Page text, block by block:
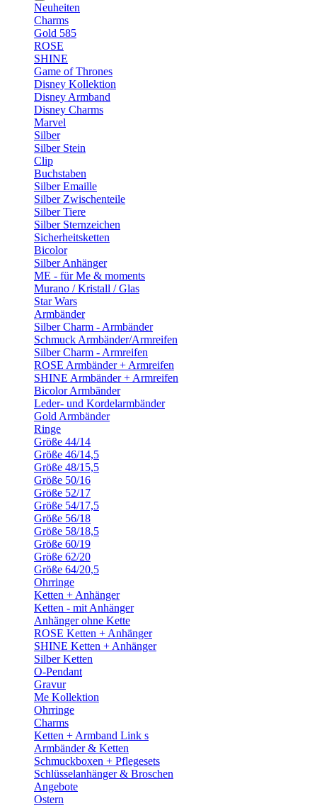
Neuheiten
Charms
Gold 585
ROSE
SHINE
Game of Thrones
Disney Kollektion
Disney Armband
Disney Charms
Marvel
Silber
Silber Stein
Clip
Buchstaben
Silber Emaille
Silber Zwischenteile
Silber Tiere
Silber Sternzeichen
Sicherheitsketten
Bicolor
Silber Anhänger
ME - für Me & moments
Murano / Kristall / Glas
Star Wars
Armbänder
Silber Charm - Armbänder
Schmuck Armbänder/Armreifen
Silber Charm - Armreifen
ROSE Armbänder + Armreifen
SHINE Armbänder + Armreifen
Bicolor Armbänder
Leder- und Kordelarmbänder
Gold Armbänder
Ringe
Größe 44/14
Größe 46/14,5
Größe 48/15,5
Größe 50/16
Größe 52/17
Größe 54/17,5
Größe 56/18
Größe 58/18,5
Größe 60/19
Größe 62/20
Größe 64/20,5
Ohrringe
Ketten + Anhänger
Ketten - mit Anhänger
Anhänger ohne Kette
ROSE Ketten + Anhänger
SHINE Ketten + Anhänger
Silber Ketten
O-Pendant
Gravur
Me Kollektion
Ohrringe
Charms
Ketten + Armband Link s
Armbänder & Ketten
Schmuckboxen + Pflegesets
Schlüsselanhänger & Broschen
Angebote
Ostern